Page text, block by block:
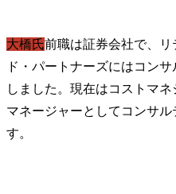
大橋氏前職は証券会社で、
ド・パートナーズにはコン
しました。現在はコストマ
マネージャーとしてコンサ
す。